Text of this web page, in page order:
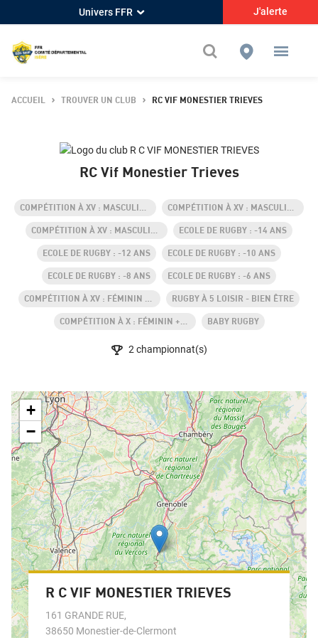
Univers FFR J'alerte
ACCUEIL TROUVER UN CLUB RC VIF MONESTIER TRIEVES
RC Vif Monestier Trieves
COMPÉTITION À XV : MASCULIN +18 ANS COMPÉTITION À XV : MASCULIN -19 ANS
COMPÉTITION À XV : MASCULIN -16 ANS ECOLE DE RUGBY : -14 ANS
ECOLE DE RUGBY : -12 ANS ECOLE DE RUGBY : -10 ANS
ECOLE DE RUGBY : -8 ANS ECOLE DE RUGBY : -6 ANS
COMPÉTITION À XV : FÉMININ -18 ANS RUGBY À 5 LOISIR - BIEN ÊTRE
COMPÉTITION À X : FÉMININ +18 ANS BABY RUGBY
2 championnat(s)
R C VIF MONESTIER TRIEVES
161 GRANDE RUE,
38650 Monestier-de-Clermont
+
−